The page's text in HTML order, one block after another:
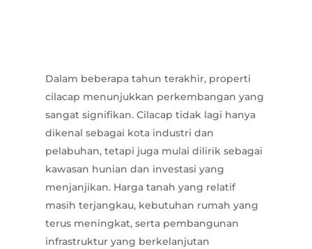
Dalam beberapa tahun terakhir, properti
cilacap menunjukkan perkembangan yang
sangat signifikan. Cilacap tidak lagi hanya
dikenal sebagai kota industri dan
pelabuhan, tetapi juga mulai dilirik sebagai
kawasan hunian dan investasi yang
menjanjikan. Harga tanah yang relatif
masih terjangkau, kebutuhan rumah yang
terus meningkat, serta pembangunan
infrastruktur yang berkelanjutan